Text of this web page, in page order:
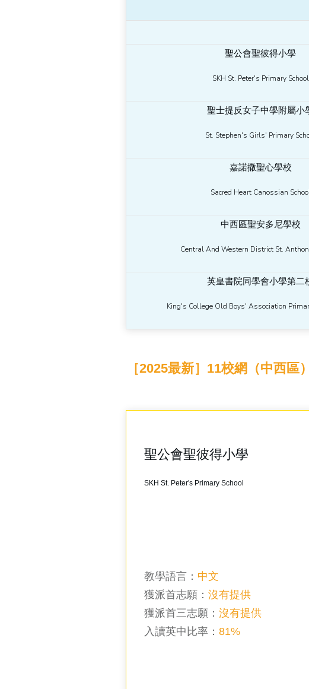
聖公會聖彼得小學
SKH St. Peter's Primary School
聖士提反女子中學附屬小
St. Stephen's Girls' Primary
嘉諾撒聖心學校
Sacred Heart Canossian
中西區聖安多尼學校
Central And Western District St.
英皇書院同學會小學第二
King's College Old Boys' Association
［2025最新］11校網（中西區
聖公會聖彼得小學
SKH St. Peter's Primary School
教學語言： 中文
獲派首志願： 沒有提供
獲派首三志願： 沒有提供
入讀英中比率 ： 81%